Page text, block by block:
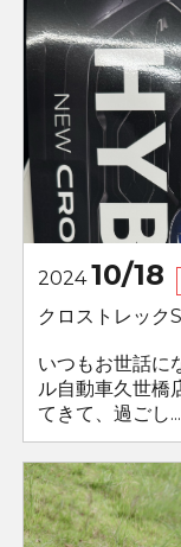
202410/18
クロストレック
いつもお世話に
ル自動車久世橋
てきて、過ごし...